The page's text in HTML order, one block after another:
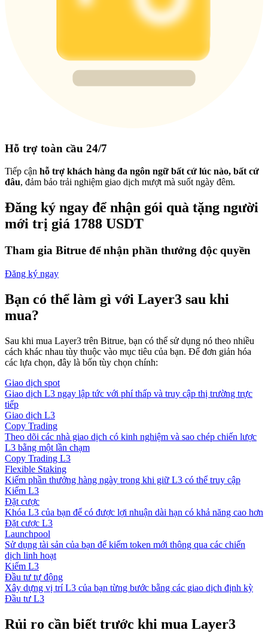
Hỗ trợ toàn cầu 24/7
Tiếp cận hỗ trợ khách hàng đa ngôn ngữ bất cứ lúc nào, bất cứ
đâu, đảm bảo trải nghiệm giao dịch mượt mà suốt ngày đêm.
Đăng ký ngay để nhận gói quà tặng người
mới trị giá 1788 USDT
Tham gia Bitrue để nhận phần thưởng độc quyền
Đăng ký ngay
Bạn có thể làm gì với Layer3 sau khi
mua?
Sau khi mua Layer3 trên Bitrue, bạn có thể sử dụng nó theo nhiều
cách khác nhau tùy thuộc vào mục tiêu của bạn. Để đơn giản hóa
các lựa chọn, đây là bốn tùy chọn chính:
Giao dịch spot
Giao dịch L3 ngay lập tức với phí thấp và truy cập thị trường trực
tiếp
Giao dịch L3
Copy Trading
Theo dõi các nhà giao dịch có kinh nghiệm và sao chép chiến lược
L3 bằng một lần chạm
Copy Trading L3
Flexible Staking
Kiếm phần thưởng hàng ngày trong khi giữ L3 có thể truy cập
Kiếm L3
Đặt cược
Khóa L3 của bạn để có được lợi nhuận dài hạn có khả năng cao hơn
Đặt cược L3
Launchpool
Sử dụng tài sản của bạn để kiếm token mới thông qua các chiến
dịch linh hoạt
Kiếm L3
Đầu tư tự động
Xây dựng vị trí L3 của bạn từng bước bằng các giao dịch định kỳ
Đầu tư L3
Rủi ro cần biết trước khi mua Layer3